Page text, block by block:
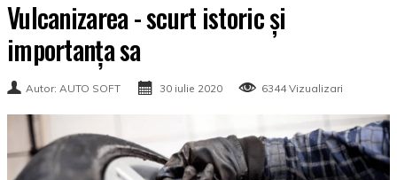
Vulcanizarea - scurt istoric și
importanța sa
Autor: AUTO SOFT 30 iulie 2020 6344 Vizualizari